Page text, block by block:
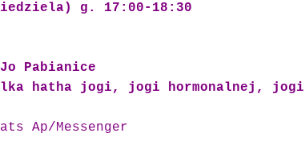
g. 17:00-18:30
Pabianice
hatha jogi, jogi hormonalnej,
Ap/Messenger